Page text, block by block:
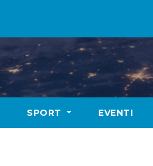
SPORT EVENTI